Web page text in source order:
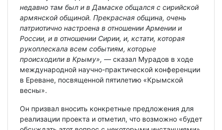
недавно там был и в Дамаске общался с сирийской
армянской общиной. Прекрасная община, очень
патриотично настроена в отношении Армении и
России, и в отношении Сирии, и, кстати, которая
рукоплескала всем событиям, которые
происходили в Крыму», — сказал Мурадов в ходе
международной научно-практической конференции
в Ереване, посвященной пятилетию «Крымской
весны».
Он призвал вносить конкретные предложения для
реализации проекта и отметил, что возможно «будет